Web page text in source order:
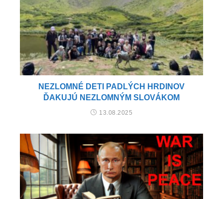
NEZLOMNÉ DETI PADLÝCH HRDINOV
ĎAKUJÚ NEZLOMNÝM SLOVÁKOM
13.08.2025